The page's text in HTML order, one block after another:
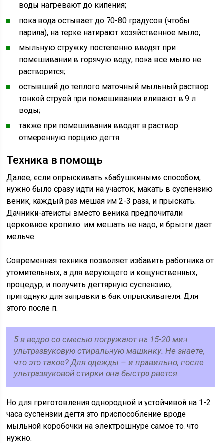
воды нагревают до кипения;
пока вода остывает до 70-80 градусов (чтобы
парила), на терке натирают хозяйственное мыло;
мыльную стружку постепенно вводят при
помешивании в горячую воду, пока все мыло не
растворится;
остывший до теплого маточный мыльный раствор
тонкой струей при помешивании вливают в 9 л
воды;
также при помешивании вводят в раствор
отмеренную порцию дегтя.
Техника в помощь
Далее, если опрыскивать «бабушкиным» способом,
нужно было сразу идти на участок, макать в суспензию
веник, каждый раз мешая им 2-3 раза, и прыскать.
Дачники-атеисты вместо веника предпочитали
церковное кропило: им мешать не надо, и брызги дает
мельче.
Современная техника позволяет избавить работника от
утомительных, а для верующего и кощунственных,
процедур, и получить дегтярную суспензию,
пригодную для заправки в бак опрыскивателя. Для
этого после п.
5 в ведро со смесью погружают на 15-20 мин
ультразвуковую стиральную машинку. Не знаете,
что это такое? Для одежды – и правильно, после
ультразвуковой стирки она быстро рвется.
Но для приготовления однородной и устойчивой на 1-2
часа суспензии дегтя это приспособление вроде
мыльной коробочки на электрошнуре самое то, что
нужно.